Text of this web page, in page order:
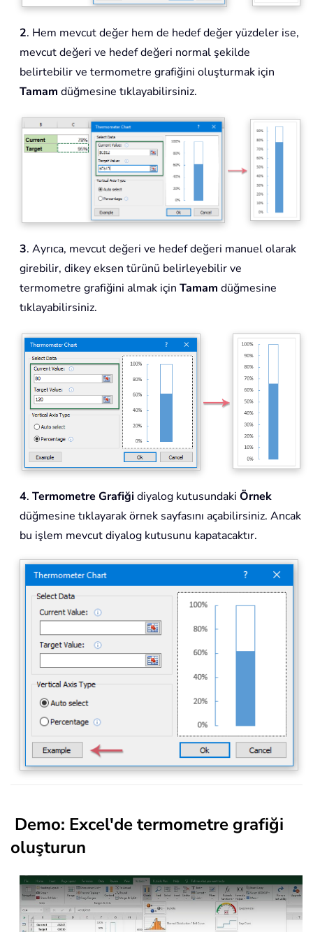
2. Hem mevcut değer hem de hedef değer yüzdeler ise,
mevcut değeri ve hedef değeri normal şekilde
belirtebilir ve termometre grafiğini oluşturmak için
Tamam düğmesine tıklayabilirsiniz.
3. Ayrıca, mevcut değeri ve hedef değeri manuel olarak
girebilir, dikey eksen türünü belirleyebilir ve
termometre grafiğini almak için Tamam düğmesine
tıklayabilirsiniz.
4. Termometre Grafiği diyalog kutusundaki Örnek
düğmesine tıklayarak örnek sayfasını açabilirsiniz. Ancak
bu işlem mevcut diyalog kutusunu kapatacaktır.
Demo: Excel'de termometre grafiği
oluşturun